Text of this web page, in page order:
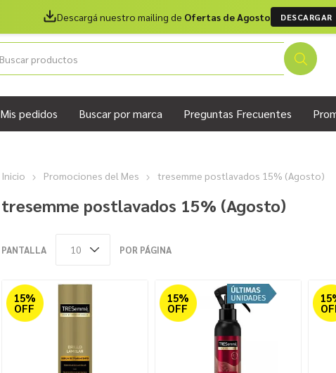
Descargá nuestro mailing de Ofertas de Agosto DESCARGAR
Mis pedidos Buscar por marca Preguntas Frecuentes
Inicio Promociones del Mes tresemme postlavados 15% (Agosto)
tresemme postlavados 15% (Agosto)
PANTALLA POR PÁGINA
15%
OFF
15%
OFF